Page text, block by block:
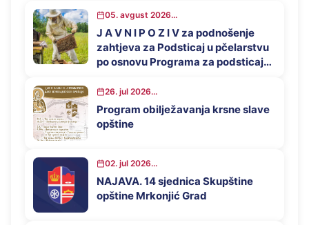
05. avgust 2026...
J A V N I P O Z I V za podnošenje
zahtjeva za Podsticaj u pčelarstvu
po osnovu Programa za podsticaj
Mrkonjić Grad u 2026. godini
26. jul 2026...
Program obilježavanja krsne slave
opštine
02. jul 2026...
NAJAVA. 14 sjednica Skupštine
opštine Mrkonjić Grad